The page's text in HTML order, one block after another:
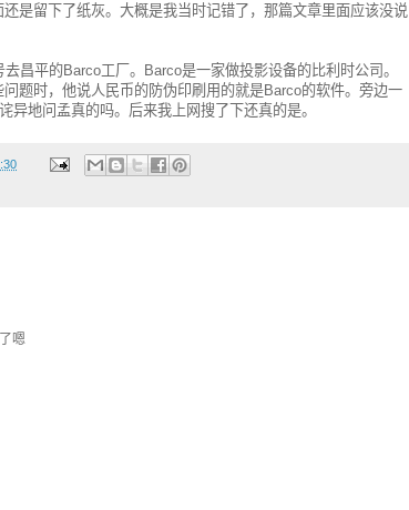
是留下了纸灰。大概是我当时记错了，那篇文章里面应该没说
昌平的Barco工厂。Barco是一家做投影设备的比利时公司。
题时，他说人民币的防伪印刷用的就是Barco的软件。旁边一
异地问孟真的吗。后来我上网搜了下还真的是。
嗯